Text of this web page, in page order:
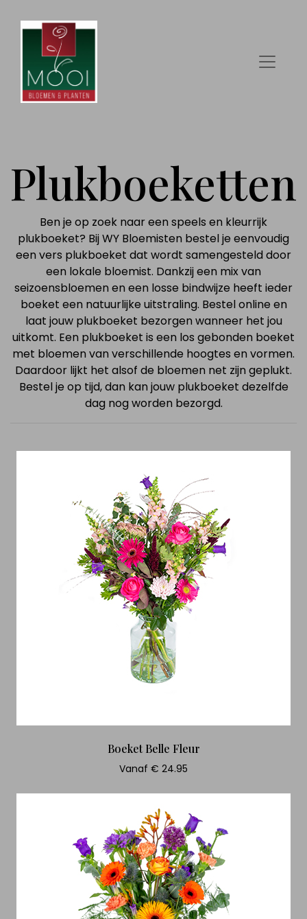
Plukboeketten
Ben je op zoek naar een speels en kleurrijk
plukboeket? Bij WY Bloemisten bestel je eenvoudig
een vers plukboeket dat wordt samengesteld door
een lokale bloemist. Dankzij een mix van
seizoensbloemen en een losse bindwijze heeft ieder
boeket een natuurlijke uitstraling. Bestel online en
laat jouw plukboeket bezorgen wanneer het jou
uitkomt. Een plukboeket is een los gebonden boeket
met bloemen van verschillende hoogtes en vormen.
Daardoor lijkt het alsof de bloemen net zijn geplukt.
Bestel je op tijd, dan kan jouw plukboeket dezelfde
dag nog worden bezorgd.
Boeket Belle Fleur
Vanaf € 24.95